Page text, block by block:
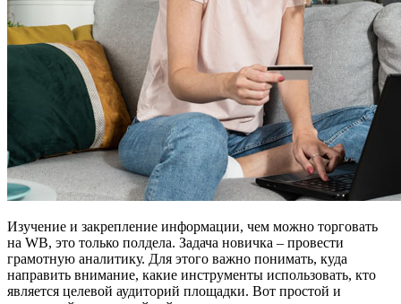
Изучение и закрепление информации, чем можно торговать
на WB, это только полдела. Задача новичка – провести
грамотную аналитику. Для этого важно понимать, куда
направить внимание, какие инструменты использовать, кто
является целевой аудиторий площадки. Вот простой и